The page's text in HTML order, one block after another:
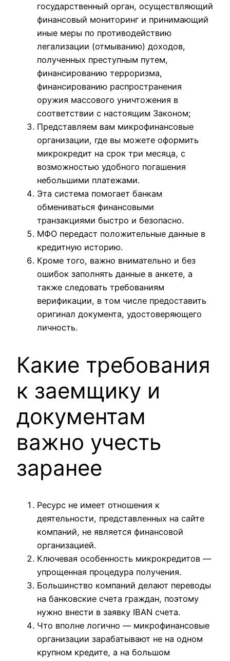
государственный орган, осуществляющий
финансовый мониторинг и принимающий
иные меры по противодействию
легализации (отмыванию) доходов,
полученных преступным путем,
финансированию терроризма,
финансированию распространения
оружия массового уничтожения в
соответствии с настоящим Законом;
Представляем вам микрофинансовые
организации, где вы можете оформить
микрокредит на срок три месяца, с
возможностью удобного погашения
небольшими платежами.
Эта система помогает банкам
обмениваться финансовыми
транзакциями быстро и безопасно.
МФО передаст положительные данные в
кредитную историю.
Кроме того, важно внимательно и без
ошибок заполнять данные в анкете, а
также следовать требованиям
верификации, в том числе предоставить
оригинал документа, удостоверяющего
личность.
Какие требования
к заемщику и
документам
важно учесть
заранее
Ресурс не имеет отношения к
деятельности, представленных на сайте
компаний, не является финансовой
организацией.
Ключевая особенность микрокредитов —
упрощенная процедура получения.
Большинство компаний делают переводы
на банковские счета граждан, поэтому
нужно внести в заявку IBAN счета.
Что вполне логично — микрофинансовые
организации зарабатывают не на одном
крупном кредите, а на большом